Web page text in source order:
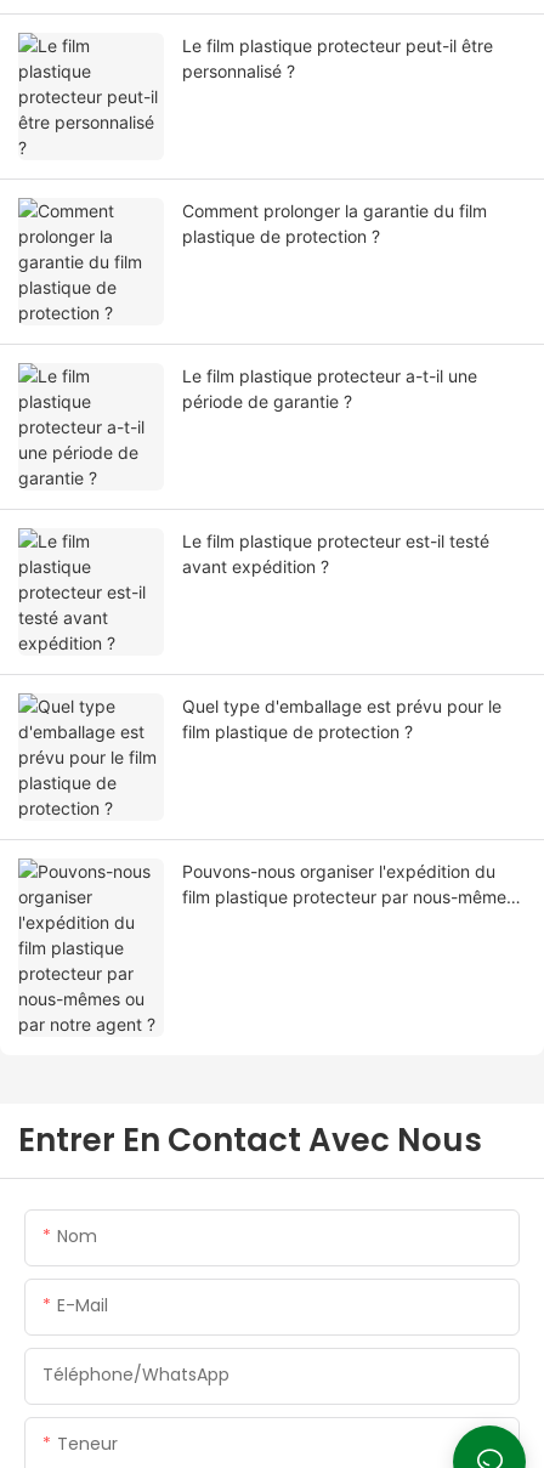
Le film plastique protecteur peut-il être
personnalisé ?
Comment prolonger la garantie du film
plastique de protection ?
Le film plastique protecteur a-t-il une
période de garantie ?
Le film plastique protecteur est-il testé
avant expédition ?
Quel type d'emballage est prévu pour le
film plastique de protection ?
Pouvons-nous organiser l'expédition du
film plastique protecteur par nous-mêmes
Entrer En Contact Avec Nous
Nom
E-Mail
Téléphone/WhatsApp
Teneur